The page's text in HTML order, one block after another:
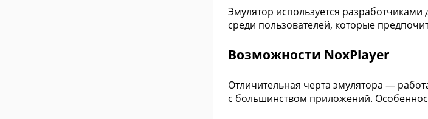
Эмулятор используется
среди пользователей, которые
Возможности NoxPlayer
Отличительная черта эмулятора —
с большинством приложений.